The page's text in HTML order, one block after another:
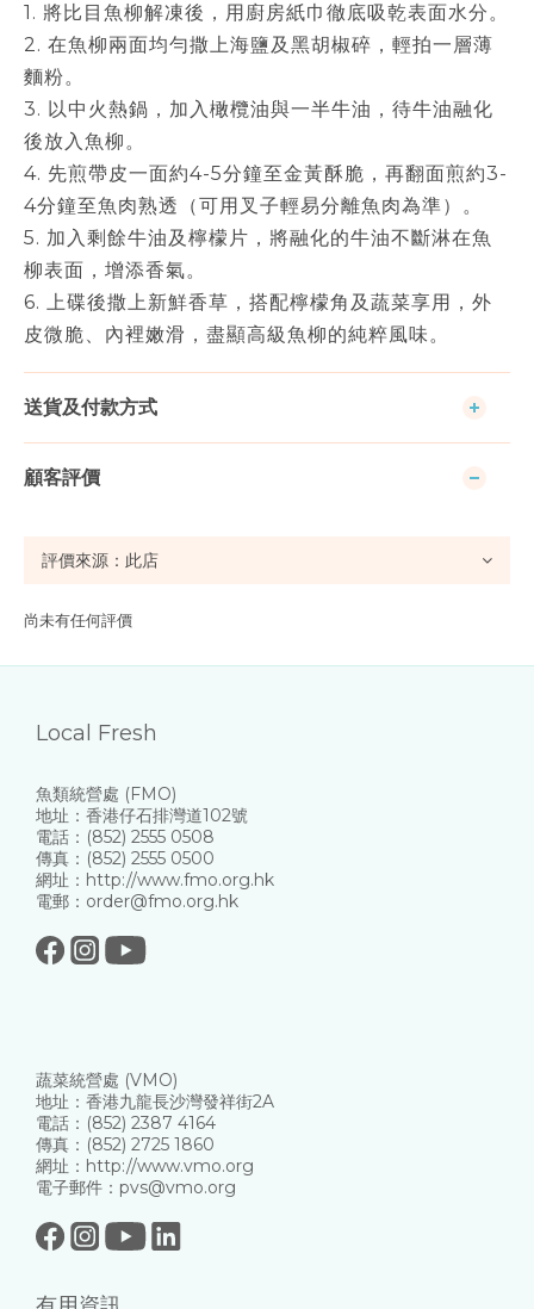
1. 將比目魚柳解凍後，用廚房紙巾徹底吸乾表面水分。
2. 在魚柳兩面均勻撒上海鹽及黑胡椒碎，輕拍一層薄
麵粉。
3. 以中火熱鍋，加入橄欖油與一半牛油，待牛油融化
後放入魚柳。
4. 先煎帶皮一面約4-5分鐘至金黃酥脆，再翻面煎約3-
4分鐘至魚肉熟透（可用叉子輕易分離魚肉為準）。
5. 加入剩餘牛油及檸檬片，將融化的牛油不斷淋在魚
柳表面，增添香氣。
6. 上碟後撒上新鮮香草，搭配檸檬角及蔬菜享用，外
皮微脆、內裡嫩滑，盡顯高級魚柳的純粹風味。
送貨及付款方式
顧客評價
尚未有任何評價
Local Fresh
魚類統營處 (FMO)
地址：香港仔石排灣道102號
電話：(852) 2555 0508
傳真：(852) 2555 0500
網址：http://www.fmo.org.hk
電郵：order@fmo.org.hk
蔬菜統營處 (VMO)
地址：香港九龍長沙灣發祥街2A
電話：(852) 2387 4164
傳真：(852) 2725 1860
網址：http://www.vmo.org
電子郵件：pvs@vmo.org